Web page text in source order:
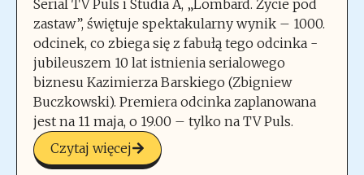
Serial TV Puls i Studia A, „Lombard. Życie pod
zastaw”, świętuje spektakularny wynik – 1000.
odcinek, co zbiega się z fabułą tego odcinka -
jubileuszem 10 lat istnienia serialowego
biznesu Kazimierza Barskiego (Zbigniew
Buczkowski). Premiera odcinka zaplanowana
jest na 11 maja, o 19.00 – tylko na TV Puls.
Czytaj więcej